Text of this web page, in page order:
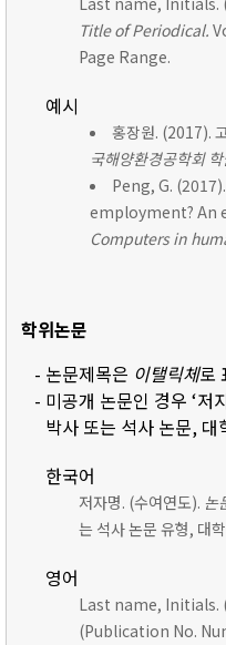
Title of Periodical.
Page Range.
예시
홍장원. (2017).
국해양환경공학회
Peng, G.
employment? An
Computers in
학위논문
- 논문제목은 이탤릭체로
- 미공개 논문인 경우 ‘저
박사 또는 석사 논문,
한국어
저자명. (수여연도). 논
는 석사 논문 유형, 대
영어
Last name, Initials.
(Publication No.